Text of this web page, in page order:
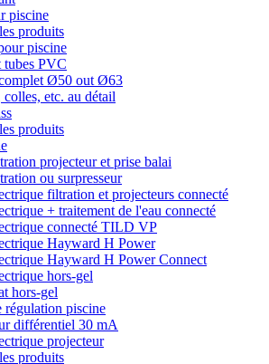
piscine
produits
piscine
tubes PVC
Ø50 out Ø63
colles, etc. au détail
produits
projecteur et prise balai
ou surpresseur
filtration et projecteurs connecté
+ traitement de l'eau connecté
connecté TILD VP
Hayward H Power
Hayward H Power Connect
hors-gel
hors-gel
régulation piscine
différentiel 30 mA
projecteur
produits